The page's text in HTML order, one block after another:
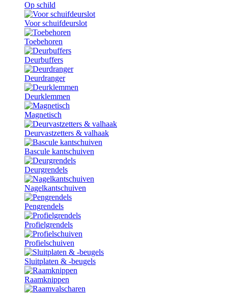
Op schild
Voor schuifdeurslot
Toebehoren
Deurbuffers
Deurdranger
Deurklemmen
Magnetisch
Deurvastzetters & valhaak
Bascule kantschuiven
Deurgrendels
Nagelkantschuiven
Pengrendels
Profielgrendels
Profielschuiven
Sluitplaten & -beugels
Raamknippen